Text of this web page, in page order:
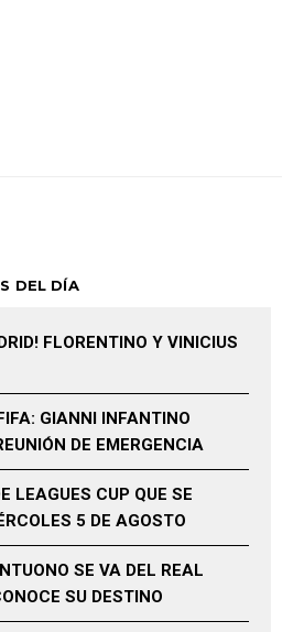
DEL DÍA
FLORENTINO Y VINICIUS
GIANNI INFANTINO
DE EMERGENCIA
LEAGUES CUP QUE SE
5 DE AGOSTO
SE VA DEL REAL
SU DESTINO